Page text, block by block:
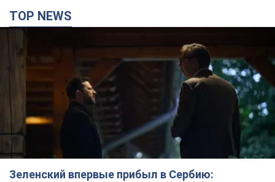
TOP NEWS
Зеленский впервые прибыл в Сербию: